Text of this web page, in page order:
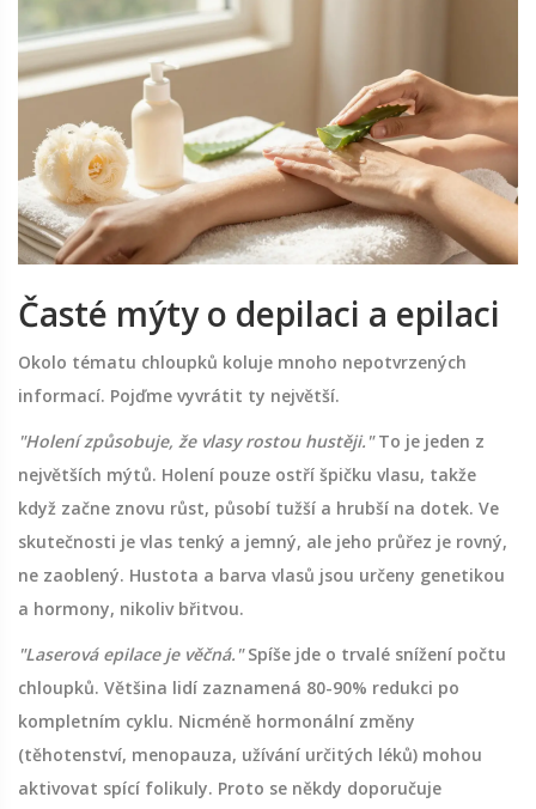
Časté mýty o depilaci a epilaci
Okolo tématu chloupků koluje mnoho nepotvrzených
informací. Pojďme vyvrátit ty největší.
"Holení způsobuje, že vlasy rostou hustěji."To je jeden z
největších mýtů. Holení pouze ostří špičku vlasu, takže
když začne znovu růst, působí tužší a hrubší na dotek. Ve
skutečnosti je vlas tenký a jemný, ale jeho průřez je rovný,
ne zaoblený. Hustota a barva vlasů jsou určeny genetikou
a hormony, nikoliv břitvou.
"Laserová epilace je věčná."Spíše jde o trvalé snížení počtu
chloupků. Většina lidí zaznamená 80-90% redukci po
kompletním cyklu. Nicméně hormonální změny
(těhotenství, menopauza, užívání určitých léků) mohou
aktivovat spící folikuly. Proto se někdy doporučuje